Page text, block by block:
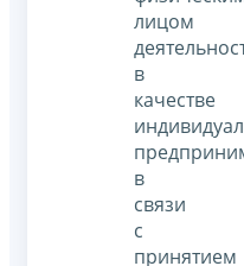
лицом
в
качестве
в
связи
с
принятием